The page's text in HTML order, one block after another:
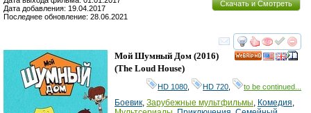
Скачать и Смотреть
Дата добавления: 19.04.2017
Последнее обновление: 28.06.2021
смотреть
Мой Шумный Дом (2016)
(The Loud House)
HD 1080 HD 720 to be continued...
Боевик Зарубежные мультфильмы Комедия